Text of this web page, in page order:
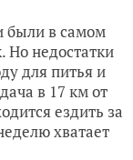
были в самом
Но недостатки
для питья и
в 17 км от
ездить за
хватает